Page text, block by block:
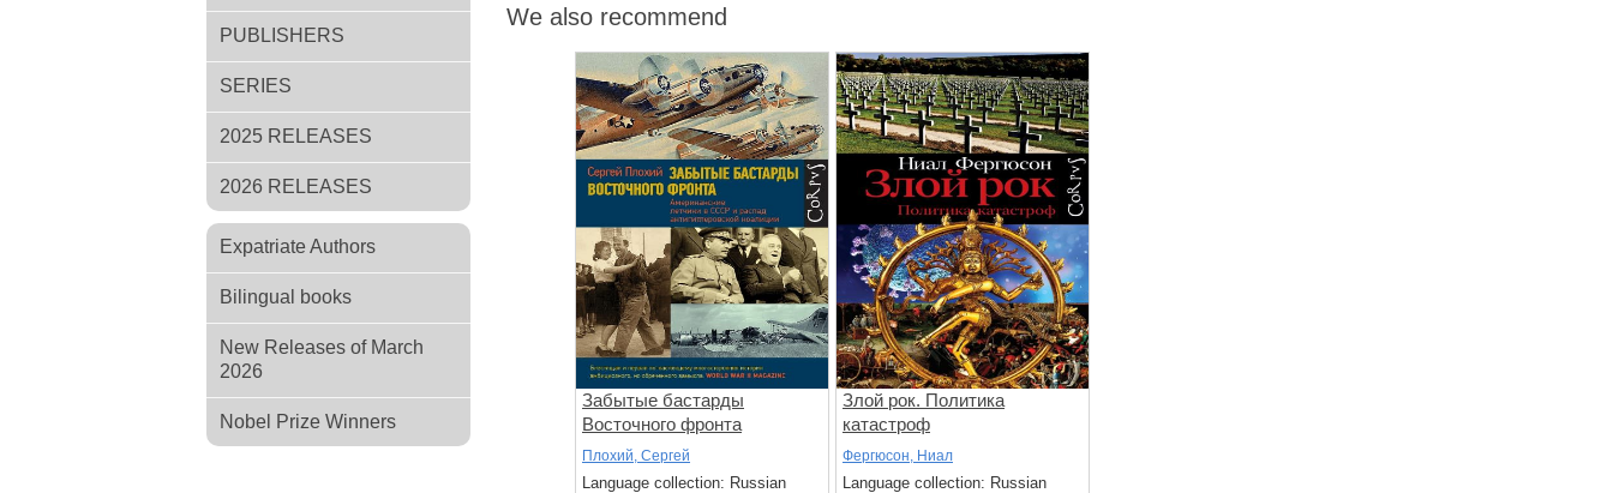
PUBLISHERS
SERIES
2025 RELEASES
2026 RELEASES
Expatriate Authors
Bilingual books
New Releases of March
2026
Nobel Prize Winners
We also recommend
Забытые бастарды
Восточного фронта
Плохий, Сергей
Language collection: Russian
Злой рок. Политика
катастроф
Фергюсон, Ниал
Language collection: Russian